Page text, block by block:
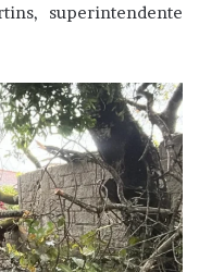
superintendente